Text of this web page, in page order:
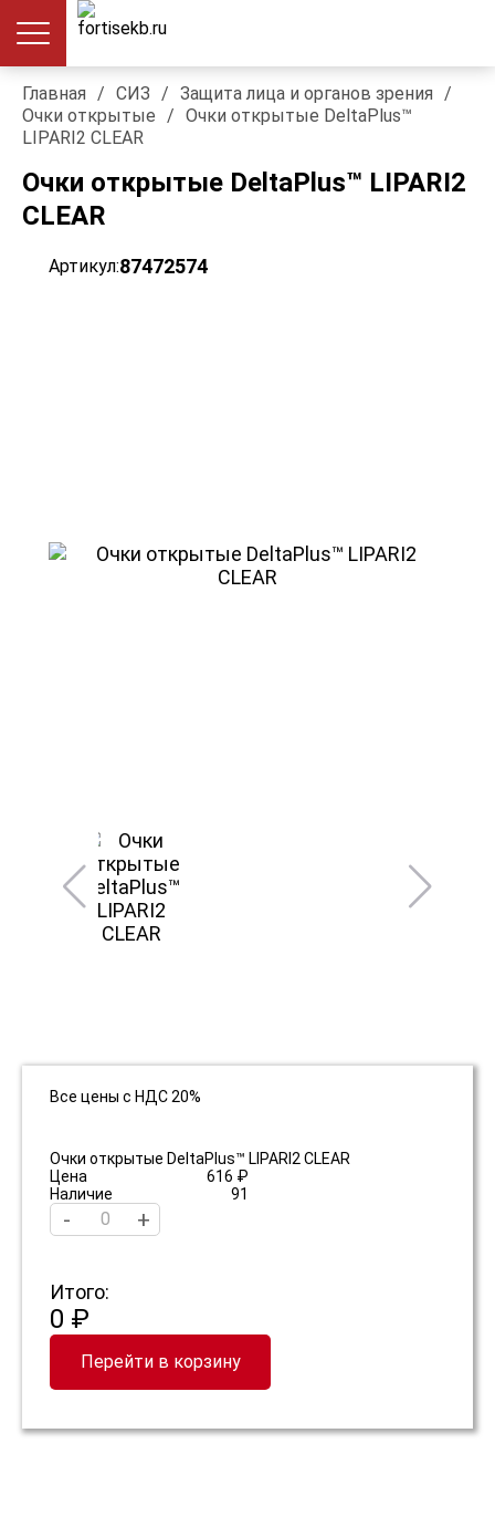
Главная / СИЗ / Защита лица и органов зрения /
Очки открытые / Очки открытые DeltaPlus™
LIPARI2 CLEAR
Очки открытые DeltaPlus™ LIPARI2
CLEAR
Артикул:87472574
Все цены с НДС 20%
Очки открытые DeltaPlus™ LIPARI2 CLEAR
Цена
616 ₽
Наличие
91
- +
Итого:
0 ₽
Перейти в корзину